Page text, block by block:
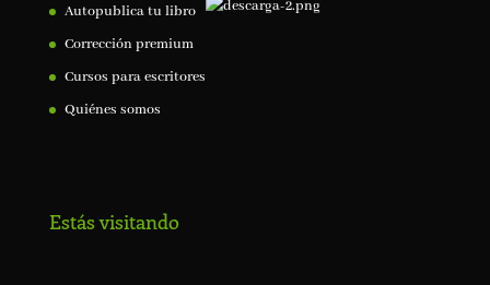
Autopublica tu libro
Corrección premium
Cursos para escritores
Quiénes somos
Estás visitando